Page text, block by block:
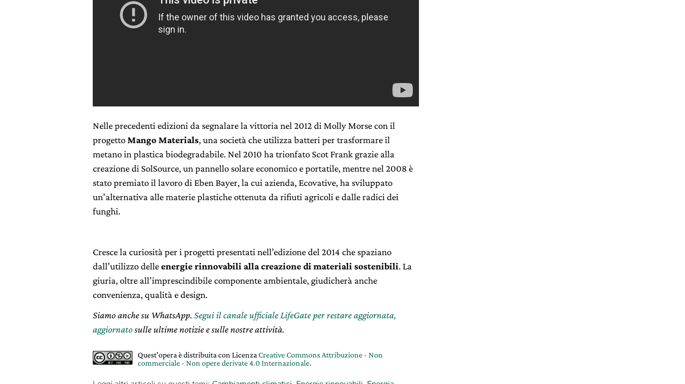
Nelle precedenti edizioni da segnalare la vittoria nel 2012 di Molly Morse con il
progettoMango Materials, una società che utilizza batteri per trasformare il
metano in plastica biodegradabile. Nel 2010 ha trionfato Scot Frank grazie alla
creazione di SolSource, un pannello solare economico e portatile, mentre nel 2008 è
stato premiato il lavoro di Eben Bayer, la cui azienda, Ecovative, ha sviluppato
un’alternativa alle materie plastiche ottenuta da rifiuti agricoli e dalle radici dei
funghi.
Cresce la curiosità per i progetti presentati nell’edizione del 2014 che spaziano
dall’utilizzo delleenergie rinnovabili alla creazione di materiali sostenibili. La
giuria, oltre all’imprescindibile componente ambientale, giudicherà anche
convenienza, qualità e design.
Siamo anche su WhatsApp. Segui il canale ufficiale LifeGate per restare aggiornata,
aggiornatosulle ultime notizie e sulle nostre attività.
Quest'opera è distribuita con Licenza Creative Commons Attribuzione - Non
commerciale - Non opere derivate 4.0 Internazionale.